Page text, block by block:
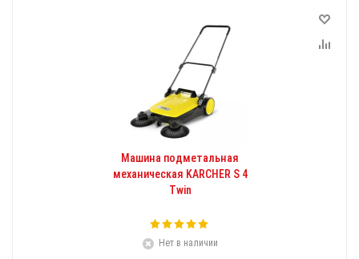
Машина подметальная
механическая KARCHER S 4
Twin
Нет в наличии